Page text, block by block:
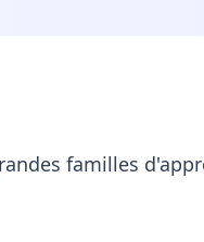
familles